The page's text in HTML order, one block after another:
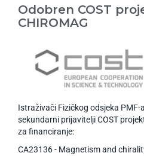
Odobren COST
CHIROMAG
Istraživači Fizičkog odsjeka PMF-
sekundarni prijavitelji COST
za financiranje:
CA23136 - Magnetism and